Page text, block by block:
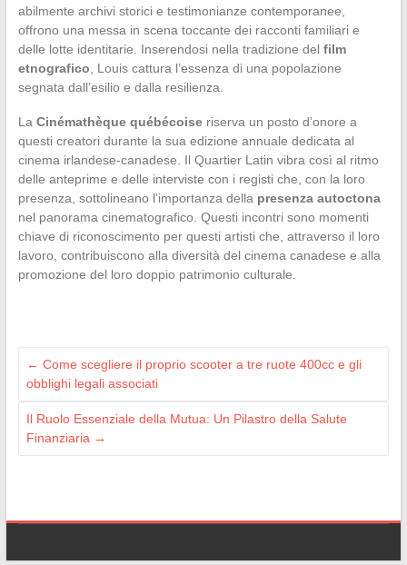
abilmente archivi storici e testimonianze contemporanee,
offrono una messa in scena toccante dei racconti familiari e
delle lotte identitarie. Inserendosi nella tradizione del film
etnografico , Louis cattura l’essenza di una popolazione
segnata dall’esilio e dalla resilienza.
La Cinémathèque québécoiseriserva un posto d’onore a
questi creatori durante la sua edizione annuale dedicata al
cinema irlandese-canadese. Il Quartier Latin vibra così al ritmo
delle anteprime e delle interviste con i registi che, con la loro
presenza, sottolineano l’importanza della presenza autoctona
nel panorama cinematografico. Questi incontri sono momenti
chiave di riconoscimento per questi artisti che, attraverso il loro
lavoro, contribuiscono alla diversità del cinema canadese e alla
promozione del loro doppio patrimonio culturale.
← Come scegliere il proprio scooter a tre ruote 400cc e gli
obblighi legali associati
Il Ruolo Essenziale della Mutua: Un Pilastro della Salute
Finanziaria →